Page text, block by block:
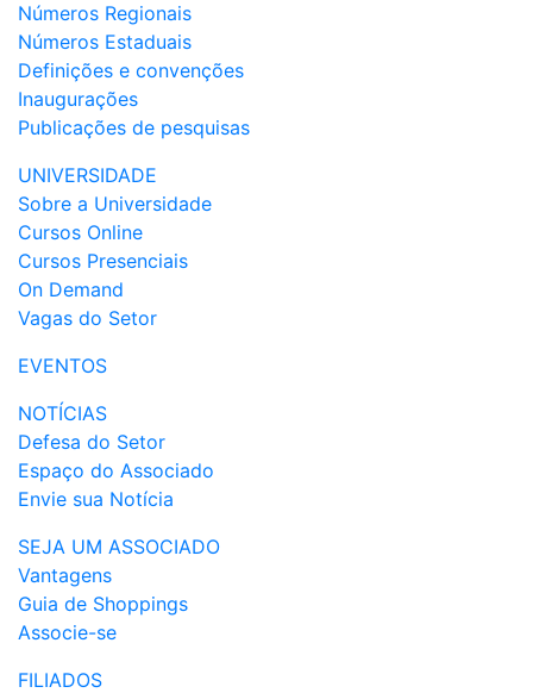
Números Regionais
Números Estaduais
Definições e convenções
Inaugurações
Publicações de pesquisas
UNIVERSIDADE
Sobre a Universidade
Cursos Online
Cursos Presenciais
On Demand
Vagas do Setor
EVENTOS
NOTÍCIAS
Defesa do Setor
Espaço do Associado
Envie sua Notícia
SEJA UM ASSOCIADO
Vantagens
Guia de Shoppings
Associe-se
FILIADOS